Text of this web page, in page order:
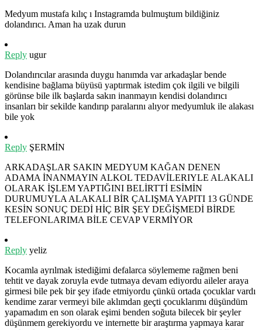
Medyum mustafa kılıç ı Instagramda bulmuştum bildiğiniz
dolandırıcı. Aman ha uzak durun
Reply ugur
Dolandırıcılar arasında duygu hanımda var arkadaşlar bende
kendisine bağlama büyüsü yaptırmak istedim çok ilgili ve bilgili
görünse bile ilk başlarda sakın inanmayın kendisi dolandırıcı
insanları bir sekilde kandırıp paralarını alıyor medyumluk ile alakası
bile yok
Reply ŞERMİN
ARKADAŞLAR SAKIN MEDYUM KAĞAN DENEN
ADAMA İNANMAYIN ALKOL TEDAVİLERIYLE ALAKALI
OLARAK İŞLEM YAPTIĞINI BELİRTTİ ESİMİN
DURUMUYLA ALAKALI BİR ÇALIŞMA YAPITI 13 GÜNDE
KESİN SONUÇ DEDİ HİÇ BİR ŞEY DEĞİŞMEDİ BİRDE
TELEFONLARIMA BİLE CEVAP VERMİYOR
Reply yeliz
Kocamla ayrılmak istediğimi defalarca söylememe rağmen beni
tehtit ve dayak zoruyla evde tutmaya devam ediyordu aileler araya
girmesi bile pek bir şey ifade etmiyordu çünkü ortada çocuklar vardı
kendime zarar vermeyi bile aklımdan geçti çocuklarımı düşündüm
yapamadım en son olarak eşimi benden soğuta bilecek bir şeyler
düşünmem gerekiyordu ve internette bir araştırma yapmaya karar